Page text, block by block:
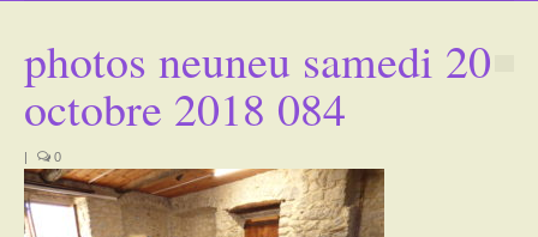
La Mairie
Tourisme
photos neuneu samedi 20
octobre 2018 084
| 0